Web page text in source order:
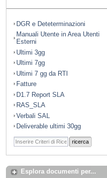
DGR e Deteterminazioni
Manuali Utente in Area Utenti
Esterni
Ultimi 3gg
Ultimi 7gg
Ultimi 7 gg da RTI
Fatture
D1.7 Report SLA
RAS_SLA
Verbali SAL
Deliverable ultimi 30gg
ricerca
Esplora documenti per...